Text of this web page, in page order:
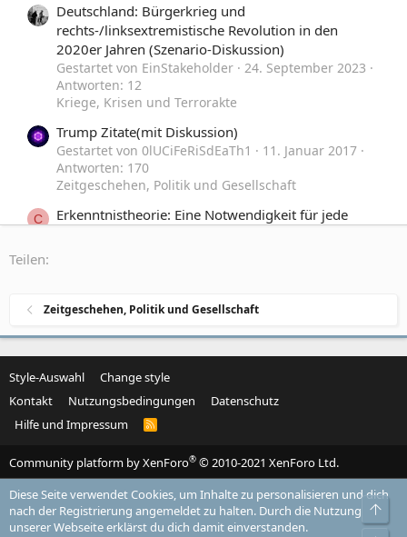
Deutschland: Bürgerkrieg und
rechts-/linksextremistische Revolution in den
2020er Jahren (Szenario-Diskussion)
Gestartet von EinStakeholder
24. September 2023
Antworten: 12
Kriege, Krisen und Terrorakte
Trump Zitate(mit Diskussion)
Gestartet von 0lUCiFeRiSdEaTh1
11. Januar 2017
Antworten: 170
Zeitgeschehen, Politik und Gesellschaft
C
Erkenntnistheorie: Eine Notwendigkeit für jede
Was lehrt uns die Diskussion ums Forumstreffen?
Gestartet von MoritzNRW 5. Juni 2013
Antworten:
16
Off-Topic
Teilen:
Zeitgeschehen, Politik und Gesellschaft
Style-Auswahl
Change style
Kontakt
Nutzungsbedingungen
Datenschutz
Hilfe und Impressum
R
Community platform by XenForo® © 2010-2021 XenForo Ltd.
Diese Seite verwendet Cookies, um Inhalte zu personalisieren und dich
nach der Registrierung angemeldet zu halten. Durch die Nutzung
unserer Webseite erklärst du dich damit einverstanden.